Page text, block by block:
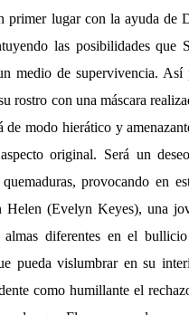
primer lugar con la ayuda de
las posibilidades que
medio de supervivencia. Así
rostro con una máscara
modo hierático y
original. Será un
provocando en
Helen (Evelyn Keyes), una
almas diferentes en el
pueda vislumbrar en su
como humillante el